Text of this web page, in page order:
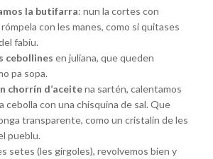
la butifarra: nun la cortes con
con les manes, como si quitases
fabíu.
cebollines en juliana, que queden
pa sopa.
chorrín d’aceitena sartén, calentamos
cebolla con una chisquina de sal. Que
transparente, como un cristalín de les
pueblu.
setes (les gírgoles), revolvemos bien y